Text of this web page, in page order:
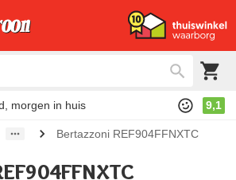
morgen in huis 9,1
Bertazzoni REF904FFNXTC